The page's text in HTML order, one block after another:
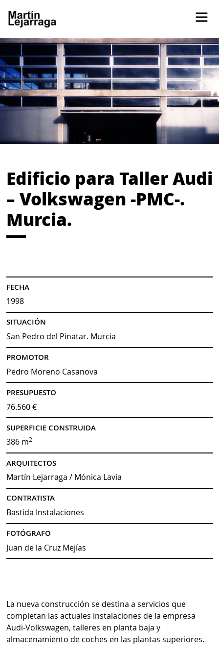
Edificio para Taller Audi
– Volkswagen -PMC-.
Murcia.
FECHA
1998
SITUACIÓN
San Pedro del Pinatar. Murcia
PROMOTOR
Pedro Moreno Casanova
PRESUPUESTO
76.560 €
SUPERFICIE CONSTRUIDA
386 m2
ARQUITECTOS
Martín Lejarraga / Mónica Lavia
CONTRATISTA
Bastida Instalaciones
FOTÓGRAFO
Juan de la Cruz Mejías
La nueva construcción se destina a servicios que
completan las actuales instalaciones de la empresa
Audi-Volkswagen, talleres en planta baja y
almacenamiento de coches en las plantas superiores.